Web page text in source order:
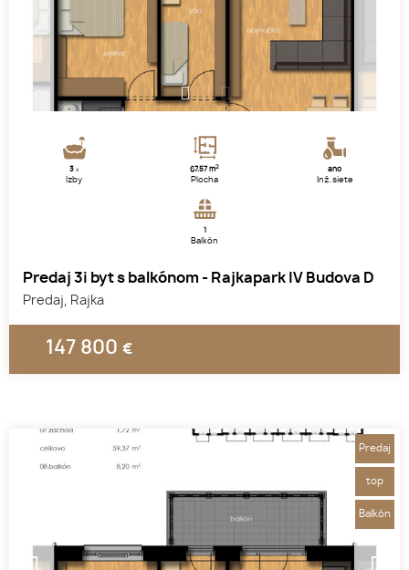
1 2 3
3x
Izby
67.57 m2
Plocha
áno
Inž. siete
1
Balkón
Predaj 3i byt s balkónom - Rajkapark IV Budova D
Predaj, Rajka
147 800 €
Predaj
top
Balkón